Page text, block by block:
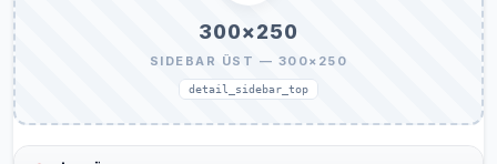
300×250
SIDEBAR ÜST — 300×250
detail_sidebar_top